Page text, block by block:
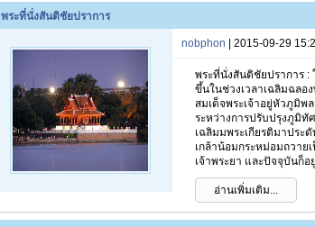
พระที่นั่งสันติชัยปราการ
nobphon | 2015-09-29
พระที่นั่งสันติชัยปราการ :
ขึ้นในช่วงเวลาเฉลิมฉลอ
สมเด็จพระเจ้าอยู่หัวภูมิพ
ระหว่างการปรับปรุงภูมิ
เฉลิมมพระเกียรติมาประ
เกล้าน้อมกระหม่อมถวาย
เจ้าพระยา และปัจจุบันก็
อ่านเพิ่มเติม...